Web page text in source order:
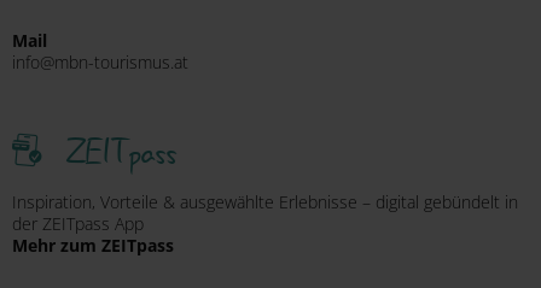
Mail
info@mbn-tourismus.at
ZEITpass
Inspiration, Vorteile & ausgewählte Erlebnisse – digital gebündelt in
der ZEITpass App
Mehr zum ZEITpass